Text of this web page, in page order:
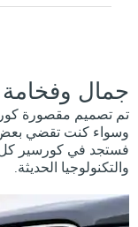
جمال وفخامة
تم تصميم مقصورة
وسواء كنت تقضي بعض
فستجد في كورسير كل
والتكنولوجيا الحديثة.